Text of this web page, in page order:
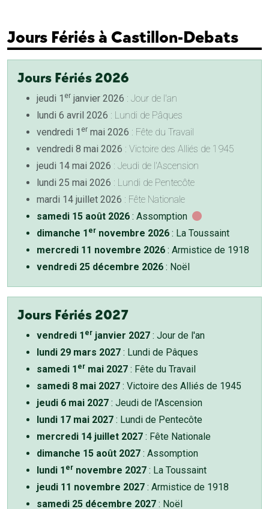
Jours Fériés à Castillon-Debats
Jours Fériés 2026
jeudi 1 er janvier 2026 : Jour de l'an
lundi 6 avril 2026 : Lundi de Pâques
vendredi 1 er mai 2026 : Fête du Travail
vendredi 8 mai 2026 : Victoire des Alliés de 1945
jeudi 14 mai 2026 : Jeudi de l'Ascension
lundi 25 mai 2026 : Lundi de Pentecôte
mardi 14 juillet 2026 : Fête Nationale
samedi 15 août 2026 : Assomption
dimanche 1 er novembre 2026 : La Toussaint
mercredi 11 novembre 2026 : Armistice de 1918
vendredi 25 décembre 2026 : Noël
Jours Fériés 2027
vendredi 1 er janvier 2027 : Jour de l'an
lundi 29 mars 2027 : Lundi de Pâques
samedi 1 er mai 2027 : Fête du Travail
samedi 8 mai 2027 : Victoire des Alliés de 1945
jeudi 6 mai 2027 : Jeudi de l'Ascension
lundi 17 mai 2027 : Lundi de Pentecôte
mercredi 14 juillet 2027 : Fête Nationale
dimanche 15 août 2027 : Assomption
lundi 1 er novembre 2027 : La Toussaint
jeudi 11 novembre 2027 : Armistice de 1918
samedi 25 décembre 2027 : Noël